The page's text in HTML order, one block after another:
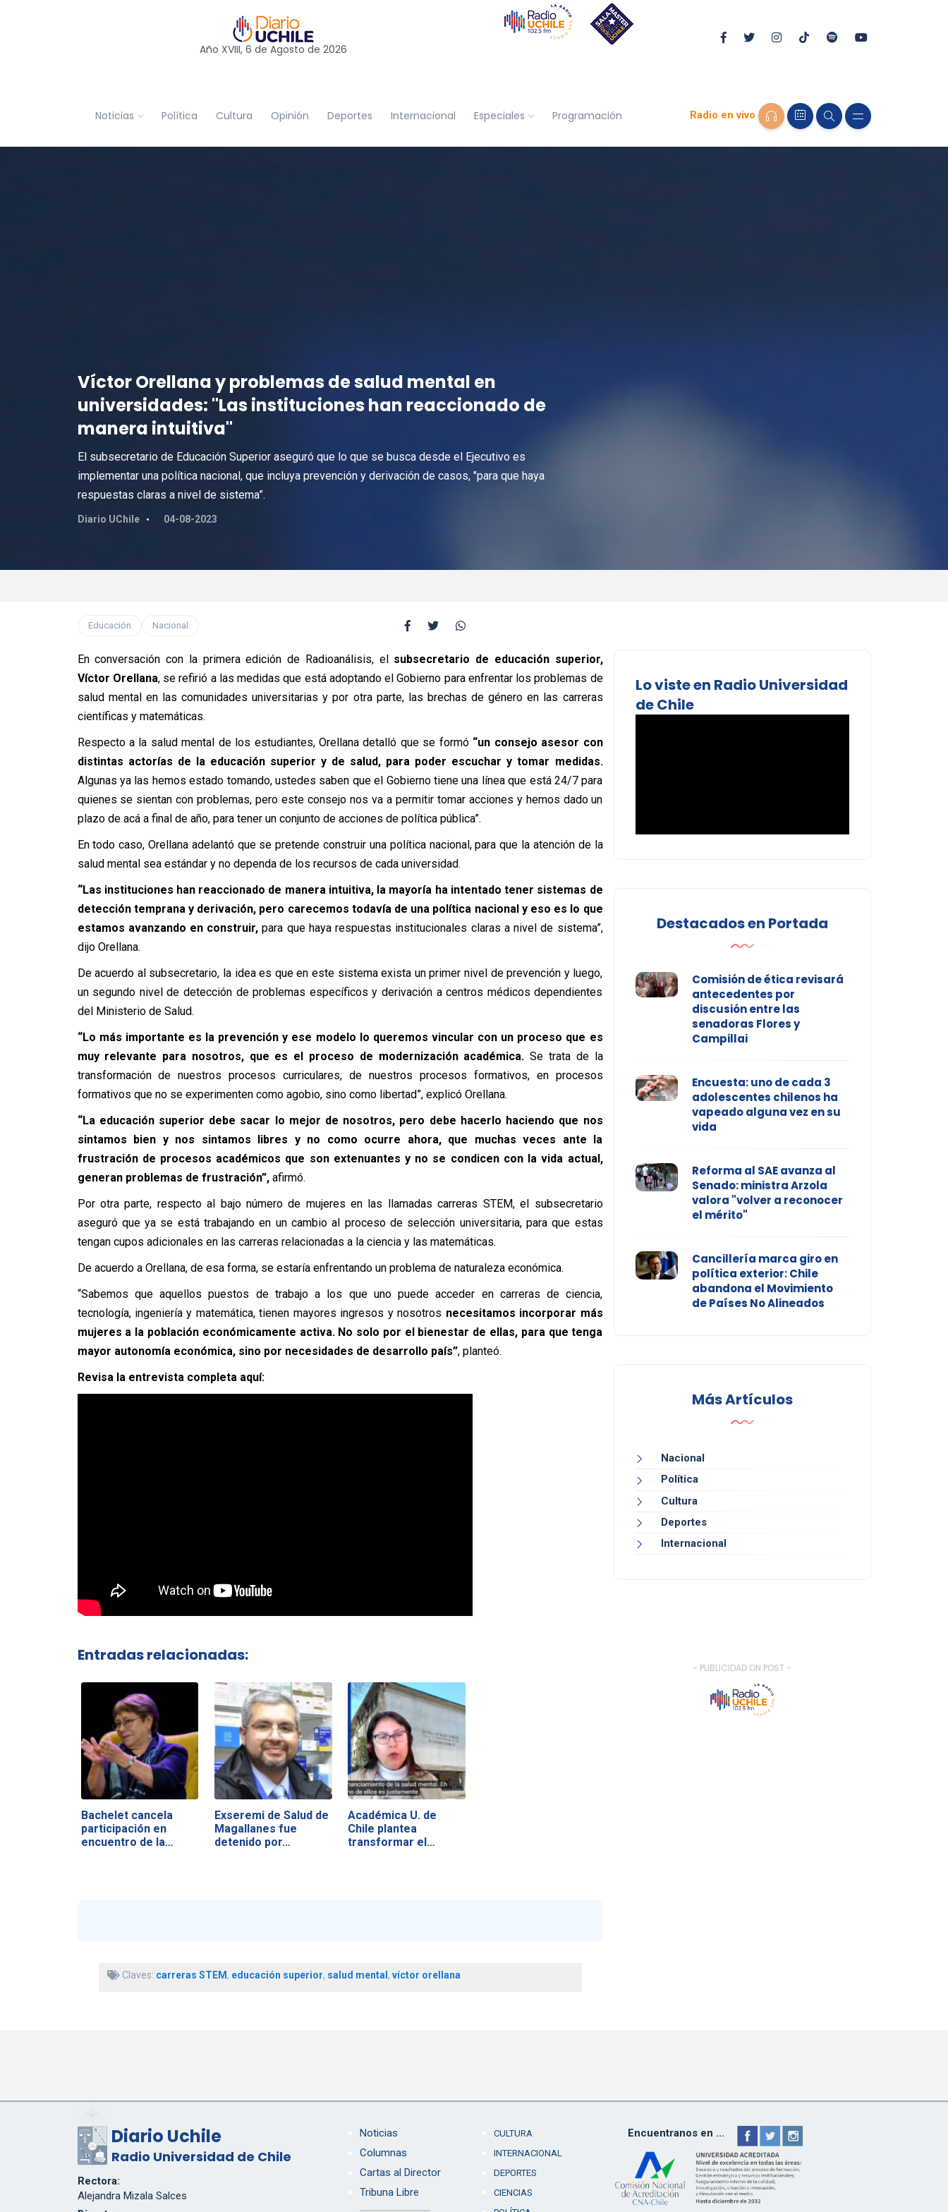
Año XVIII, 6 de Agosto de 2026
Noticias Política Cultura Opinión Deportes Internacional Especiales Programación Radio en vivo
Víctor Orellana y problemas de salud mental en
universidades: "Las instituciones han reaccionado de
manera intuitiva"
El subsecretario de Educación Superior aseguró que lo que se busca desde el Ejecutivo es
implementar una política nacional, que incluya prevención y derivación de casos, "para que haya
respuestas claras a nivel de sistema”.
Diario UChile 04-08-2023
Educación Nacional
En conversación con la primera edición de Radioanálisis, el subsecretario de educación superior,
Víctor Orellana, se refirió a las medidas que está adoptando el Gobierno para enfrentar los problemas de
salud mental en las comunidades universitarias y por otra parte, las brechas de género en las carreras
científicas y matemáticas.
Respecto a la salud mental de los estudiantes, Orellana detalló que se formó“un consejo asesor con
distintas actorías de la educación superior y de salud, para poder escuchar y tomar medidas.
Algunas ya las hemos estado tomando, ustedes saben que el Gobierno tiene una línea que está 24/7 para
quienes se sientan con problemas, pero este consejo nos va a permitir tomar acciones y hemos dado un
plazo de acá a final de año, para tener un conjunto de acciones de política pública”.
En todo caso, Orellana adelantó que se pretende construir una política nacional, para que la atención de la
salud mental sea estándar y no dependa de los recursos de cada universidad.
“Las instituciones han reaccionado de manera intuitiva, la mayoría ha intentado tener sistemas de
detección temprana y derivación, pero carecemos todavía de una política nacional y eso es lo que
estamos avanzando en construir, para que haya respuestas institucionales claras a nivel de sistema”,
dijo Orellana.
De acuerdo al subsecretario, la idea es que en este sistema exista un primer nivel de prevención y luego,
un segundo nivel de detección de problemas específicos y derivación a centros médicos dependientes
del Ministerio de Salud.
“Lo más importante es la prevención y ese modelo lo queremos vincular con un proceso que es
muy relevante para nosotros, que es el proceso de modernización académica. Se trata de la
transformación de nuestros procesos curriculares, de nuestros procesos formativos, en procesos
formativos que no se experimenten como agobio, sino como libertad”, explicó Orellana.
“La educación superior debe sacar lo mejor de nosotros, pero debe hacerlo haciendo que nos
sintamos bien y nos sintamos libres y no como ocurre ahora, que muchas veces ante la
frustración de procesos académicos que son extenuantes y no se condicen con la vida actual,
generan problemas de frustración”,afirmó.
Por otra parte, respecto al bajo número de mujeres en las llamadas carreras STEM, el subsecretario
aseguró que ya se está trabajando en un cambio al proceso de selección universitaria, para que estas
tengan cupos adicionales en las carreras relacionadas a la ciencia y las matemáticas.
De acuerdo a Orellana, de esa forma, se estaría enfrentando un problema de naturaleza económica.
“Sabemos que aquellos puestos de trabajo a los que uno puede acceder en carreras de ciencia,
tecnología, ingeniería y matemática, tienen mayores ingresos y nosotros necesitamos incorporar más
mujeres a la población económicamente activa. No solo por el bienestar de ellas, para que tenga
mayor autonomía económica, sino por necesidades de desarrollo país”, planteó.
Revisa la entrevista completa aquí:
Entradas relacionadas:
Bachelet cancela
participación en
encuentro de la…
Exseremi de Salud de
Magallanes fue
detenido por…
Académica U. de
Chile plantea
transformar el…
Claves: carreras STEM, educación superior, salud mental , víctor orellana
Lo viste en Radio Universidad
de Chile
Destacados en Portada
Comisión de ética revisará
antecedentes por
discusión entre las
senadoras Flores y
Campillai
Encuesta: uno de cada 3
adolescentes chilenos ha
vapeado alguna vez en su
vida
Reforma al SAE avanza al
Senado: ministra Arzola
valora "volver a reconocer
el mérito"
Cancillería marca giro en
política exterior: Chile
abandona el Movimiento
de Países No Alineados
Más Artículos
Nacional
Política
Cultura
Deportes
Internacional
- PUBLICIDAD ON POST -
Diario Uchile
Radio Universidad de Chile
Rectora:
Alejandra Mizala Salces
Noticias
Columnas
Cartas al Director
Tribuna Libre
CULTURA
INTERNACIONAL
DEPORTES
CIENCIAS
Encuentranos en ...